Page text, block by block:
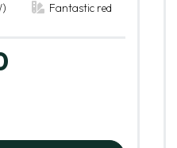
Fantastic red